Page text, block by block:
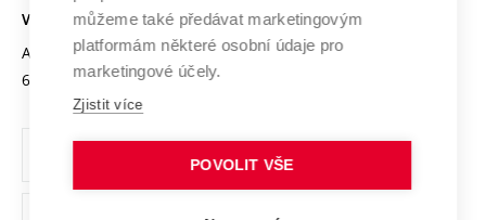
Projekty
Projekty ze strukturálních fondů
Specifický výzkum
Vyznamenání
Organizační struktura
Ochrana osobních údajů
Brně
VYSOKÉ UČENÍ TECHNICKÉ V BRNĚ
Antonínská 548/1
602 00 Brno
www.vut.cz
vut@vutbr.cz
můžeme také předávat marketingovým
platformám některé osobní údaje pro
marketingové účely.
Zjistit více
POVOLIT VŠE